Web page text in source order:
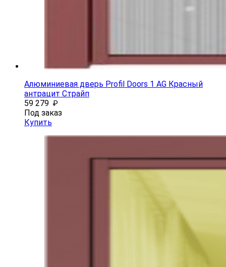
Алюминиевая дверь Profil Doors 1 AG Красный
антрацит Страйп
59 279 ₽
Под заказ
Купить